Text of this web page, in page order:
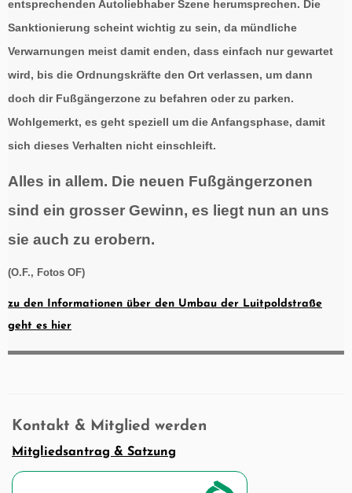
entsprechenden Autoliebhaber Szene herumsprechen. Die
Sanktionierung scheint wichtig zu sein, da mündliche
Verwarnungen meist damit enden, dass einfach nur gewartet
wird, bis die Ordnungskräfte den Ort verlassen, um dann
doch dir Fußgängerzone zu befahren oder zu parken.
Wohlgemerkt, es geht speziell um die Anfangsphase, damit
sich dieses Verhalten nicht einschleift.
Alles in allem. Die neuen Fußgängerzonen
sind ein grosser Gewinn, es liegt nun an uns
sie auch zu erobern.
(O.F., Fotos OF)
zu den Informationen über den Umbau der Luitpoldstraße
geht es hier
Kontakt & Mitglied werden
Mitgliedsantrag & Satzung